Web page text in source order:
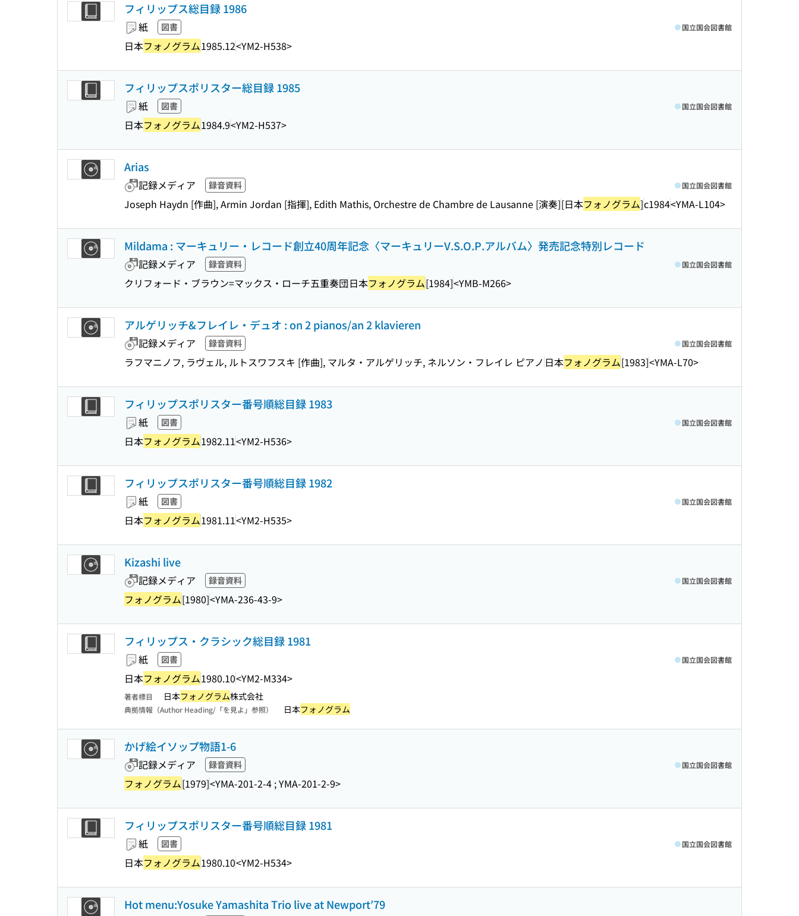
フィリップス総目録 1986
紙 図書
日本フォノグラム1985.12<YM2-H538>
国立国会図書館
フィリップスポリスター総目録 1985
紙 図書
日本フォノグラム1984.9<YM2-H537>
国立国会図書館
Arias
記録メディア 録音資料
Joseph Haydn [作曲], Armin Jordan [指揮], Edith Mathis, Orchestre de Chambre de Lausanne [演奏][日本フォノグラム]c1984<YMA-L104>
国立国会図書館
Mildama : マーキュリー・レコード創立40周年記念〈マーキュリーV.S.O.P.アルバム〉発売記念特別レコード
記録メディア 録音資料
クリフォード・ブラウン=マックス・ローチ五重奏団日本フォノグラム[1984]<YMB-M266>
国立国会図書館
アルゲリッチ&フレイレ・デュオ : on 2 pianos/an 2 klavieren
記録メディア 録音資料
ラフマニノフ, ラヴェル, ルトスワフスキ [作曲], マルタ・アルゲリッチ, ネルソン・フレイレ ピアノ 日本フォノグラム[1983]<YMA-L70>
国立国会図書館
フィリップスポリスター番号順総目録 1983
紙 図書
日本フォノグラム1982.11<YM2-H536>
国立国会図書館
フィリップスポリスター番号順総目録 1982
紙 図書
日本フォノグラム1981.11<YM2-H535>
国立国会図書館
Kizashi live
記録メディア 録音資料
フォノグラム[1980]<YMA-236-43-9>
国立国会図書館
フィリップス・クラシック総目録 1981
紙 図書
日本フォノグラム1980.10<YM2-M334>
国立国会図書館
著者標目 日本フォノグラム株式会社
典拠情報（Author Heading/「を見よ」参照） 日本フォノグラム
かげ絵イソップ物語1-6
記録メディア 録音資料
フォノグラム[1979]<YMA-201-2-4 ; YMA-201-2-9>
国立国会図書館
フィリップスポリスター番号順総目録 1981
紙 図書
日本フォノグラム1980.10<YM2-H534>
国立国会図書館
Hot menu:Yosuke Yamashita Trio live at Newport′79